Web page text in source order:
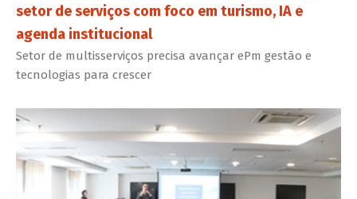
setor de serviços com foco em turismo, IA e
agenda institucional
Setor de multisserviços precisa avançar ePm gestão e
tecnologias para crescer